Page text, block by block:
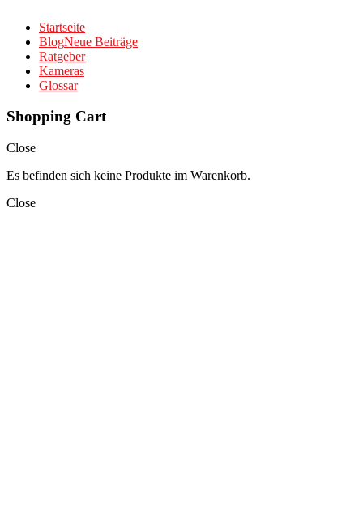
Startseite
BlogNeue Beiträge
Ratgeber
Kameras
Glossar
Shopping Cart
Close
Es befinden sich keine Produkte im Warenkorb.
Close